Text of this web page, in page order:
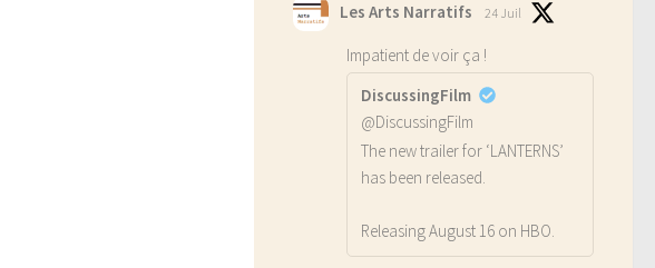
Les Arts Narratifs 24 Juil
Impatient de voir ça !
DiscussingFilm
@DiscussingFilm
The new trailer for ‘LANTERNS’
has been released.
Releasing August 16 on HBO.